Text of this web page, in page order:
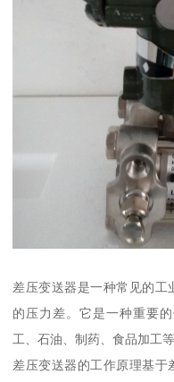
差压变送器是一种常见的工
的压力差。它是一种重要
工、石油、制药、食品加工等
差压变送器的工作原理基于